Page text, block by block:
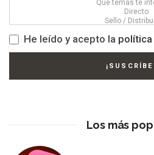
He leído y acepto la
Los más